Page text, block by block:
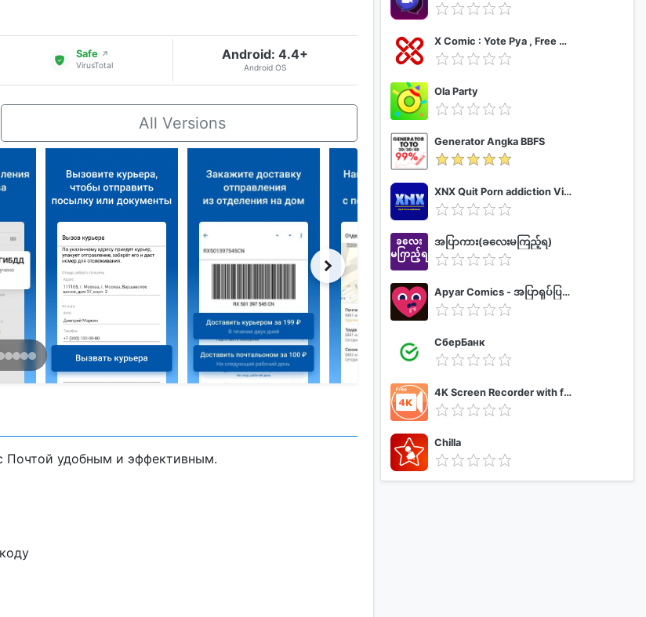
Safe ↗
VirusTotal
Android: 4.4+
Android OS
All Versions
Почтой удобным и эффективным.
X Comic : Yote Pya , Free MM Sub Comics
Ola Party
Generator Angka BBFS
XNX Quit Porn addiction Video Guide
အပြာကား(ခလေးမကြည့်ရ)
Apyar Comics - အပြာရုပ်ပြစာအုပ်များ
СберБанк
4K Screen Recorder with facecam and 1080p 120fps
Chilla